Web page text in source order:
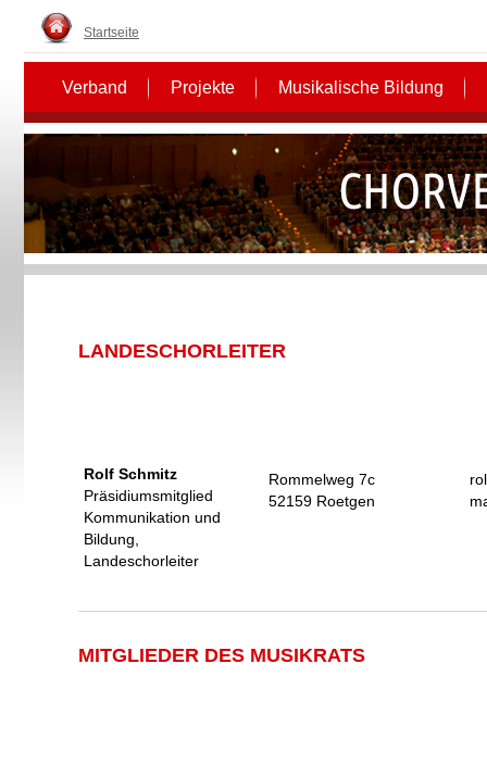
Startseite
Verband Projekte Musikalische Bildung
LANDESCHORLEITER
Rolf Schmitz
Präsidiumsmitglied
Kommunikation und
Bildung,
Landeschorleiter
Rommelweg 7c
52159 Roetgen
MITGLIEDER DES MUSIKRATS